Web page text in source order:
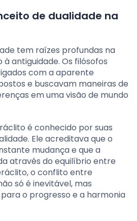
de dualidade na
tem raízes profundas na
antiguidade. Os filósofos
com a aparente
e buscavam maneiras de
em uma visão de mundo
é conhecido por suas
Ele acreditava que o
mudança e que a
através do equilíbrio entre
o conflito entre
só é inevitável, mas
o progresso e a harmonia